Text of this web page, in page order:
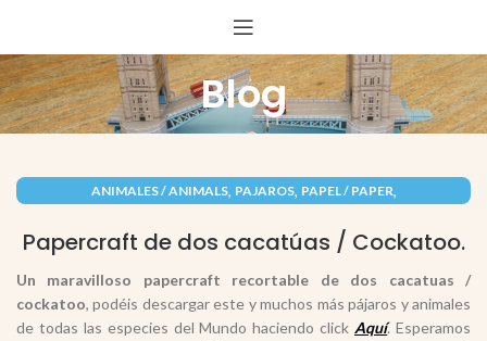
Blog
ANIMALES / ANIMALS, PAJAROS, PAPEL / PAPER,
Papercraft de dos cacatúas / Cockatoo.
Un maravilloso papercraft recortable de dos cacatuas /
cockatoo, podéis descargar este y muchos más pájaros y animales
de todas las especies del Mundo haciendo click Aquí. Esperamos